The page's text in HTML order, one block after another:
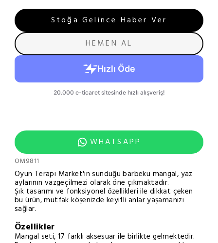
Stoğa Gelince Haber Ver
HEMEN AL
WHATSAPP
OM9811
Oyun Terapi Market'in sunduğu barbekü mangal, yaz
aylarının vazgeçilmezi olarak öne çıkmaktadır.
Şık tasarımı ve fonksiyonel özellikleri ile dikkat çeken
bu ürün, mutfak köşenizde keyifli anlar yaşamanızı
sağlar.
Özellikler
Mangal seti, 17 farklı aksesuar ile birlikte gelmektedir.